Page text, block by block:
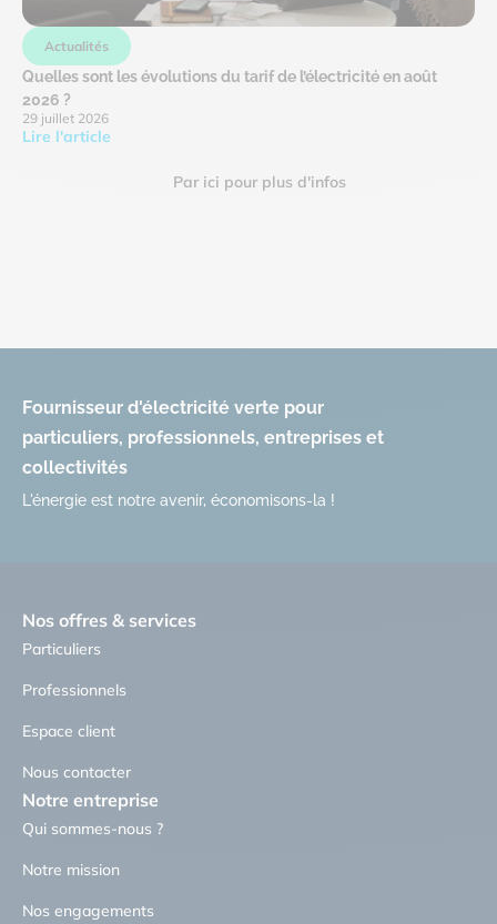
Actualités
Quelles sont les évolutions du tarif de l’électricité en août
2026 ?
29 juillet 2026
Lire l'article
Par ici pour plus d'infos
Fournisseur d'électricité verte pour
particuliers, professionnels, entreprises et
collectivités
L'énergie est notre avenir, économisons-la !
Nos offres & services
Particuliers
Professionnels
Espace client
Nous contacter
Notre entreprise
Qui sommes-nous ?
Notre mission
Nos engagements